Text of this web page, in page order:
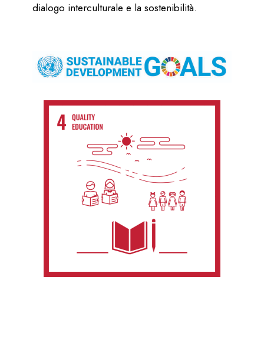
dialogo interculturale e la sostenibilità.